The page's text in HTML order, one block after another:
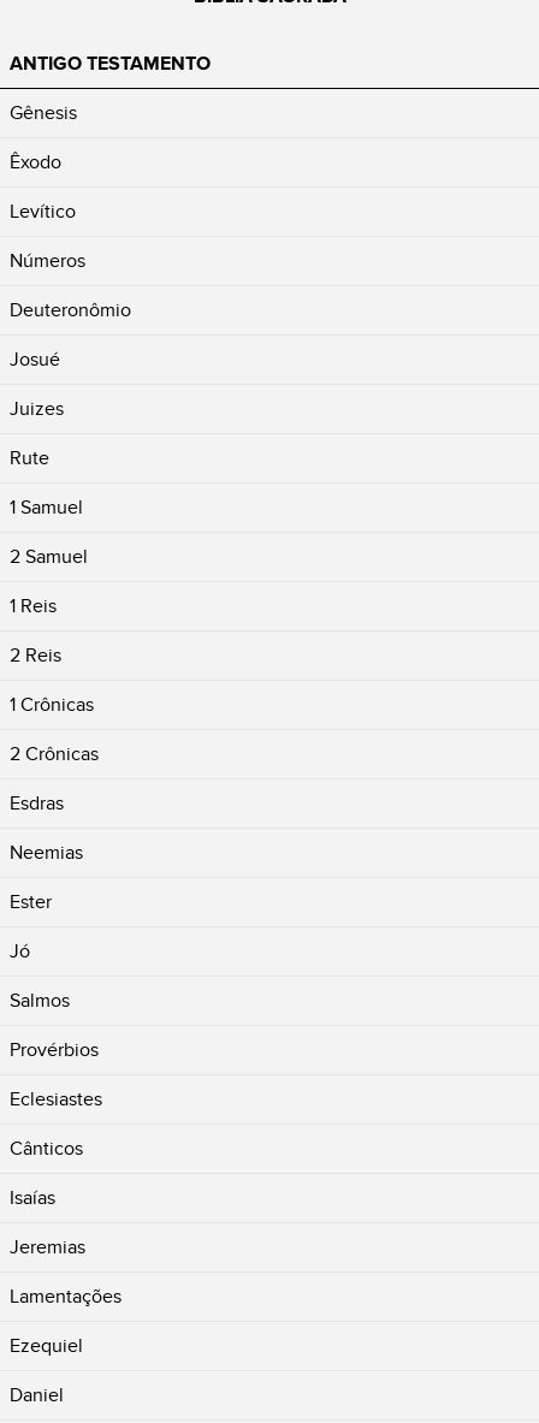
ANTIGO TESTAMENTO
Gênesis
Êxodo
Levítico
Números
Deuteronômio
Josué
Juizes
Rute
1 Samuel
2 Samuel
1 Reis
2 Reis
1 Crônicas
2 Crônicas
Esdras
Neemias
Ester
Jó
Salmos
Provérbios
Eclesiastes
Cânticos
Isaías
Jeremias
Lamentações
Ezequiel
Daniel